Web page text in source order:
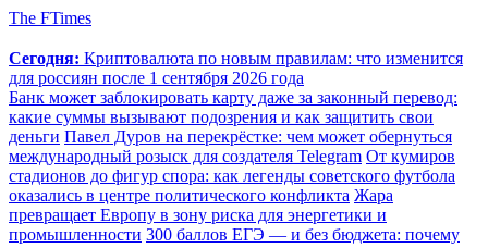
The FTimes
Сегодня: Криптовалюта по новым правилам: что изменится
для россиян после 1 сентября 2026 года
Банк может заблокировать карту даже за законный перевод:
какие суммы вызывают подозрения и как защитить свои
деньги Павел Дуров на перекрёстке: чем может обернуться
международный розыск для создателя Telegram От кумиров
стадионов до фигур спора: как легенды советского футбола
оказались в центре политического конфликта Жара
превращает Европу в зону риска для энергетики и
промышленности 300 баллов ЕГЭ — и без бюджета: почему